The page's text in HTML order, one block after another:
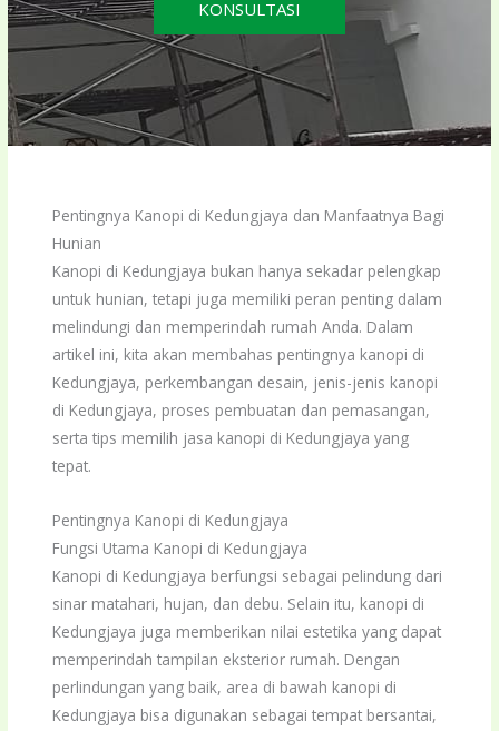
KONSULTASI
Pentingnya Kanopi di Kedungjaya dan Manfaatnya Bagi
Hunian
Kanopi di Kedungjaya bukan hanya sekadar pelengkap
untuk hunian, tetapi juga memiliki peran penting dalam
melindungi dan memperindah rumah Anda. Dalam
artikel ini, kita akan membahas pentingnya kanopi di
Kedungjaya, perkembangan desain, jenis-jenis kanopi
di Kedungjaya, proses pembuatan dan pemasangan,
serta tips memilih jasa kanopi di Kedungjaya yang
tepat.
Pentingnya Kanopi di Kedungjaya
Fungsi Utama Kanopi di Kedungjaya
Kanopi di Kedungjaya berfungsi sebagai pelindung dari
sinar matahari, hujan, dan debu. Selain itu, kanopi di
Kedungjaya juga memberikan nilai estetika yang dapat
memperindah tampilan eksterior rumah. Dengan
perlindungan yang baik, area di bawah kanopi di
Kedungjaya bisa digunakan sebagai tempat bersantai,